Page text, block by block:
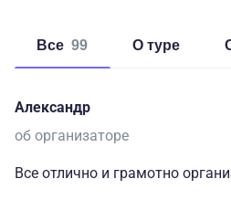
Все 99 о туре
Александр
об организаторе
Все отлично и грамотно